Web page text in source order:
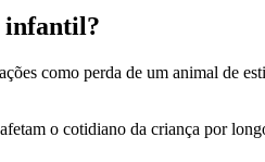
infantil?
como perda de um animal de
o cotidiano da criança por